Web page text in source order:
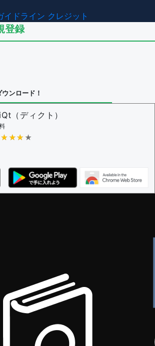
イドライン クレジット
登録
ンロード！
（ディクト）